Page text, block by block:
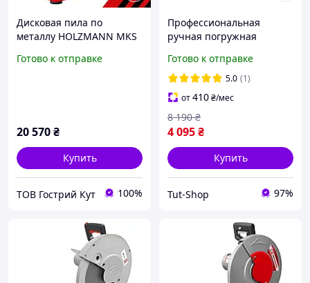
Дисковая пила по
металлу HOLZMANN MKS
Готово к отправке
20 570₴
Купить
ТОВ Гострий Кут 100%
Профессиональная
ручная погружная
металла LEX LXCM295
Монтажная Пила
труборез
Готово к отправке
5.0 (1)
от410₴/мес
4 095₴
8 190 ₴
Купить
Tut-Shop 97%